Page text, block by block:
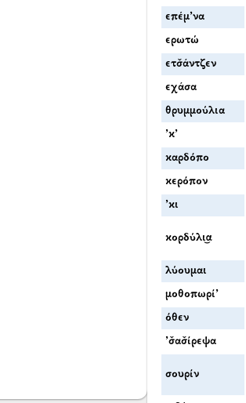
επέμ’να
ερωτώ
ετσ̌άντζεν
εχάσα
θρυμμούλια
’κ’
καρδόπο
κερόπον
’κι
κορδύλι͜α
λύουμαι
μοθοπωρί’
όθεν
’σ̌ασ̌ίρεψα
σουρίν